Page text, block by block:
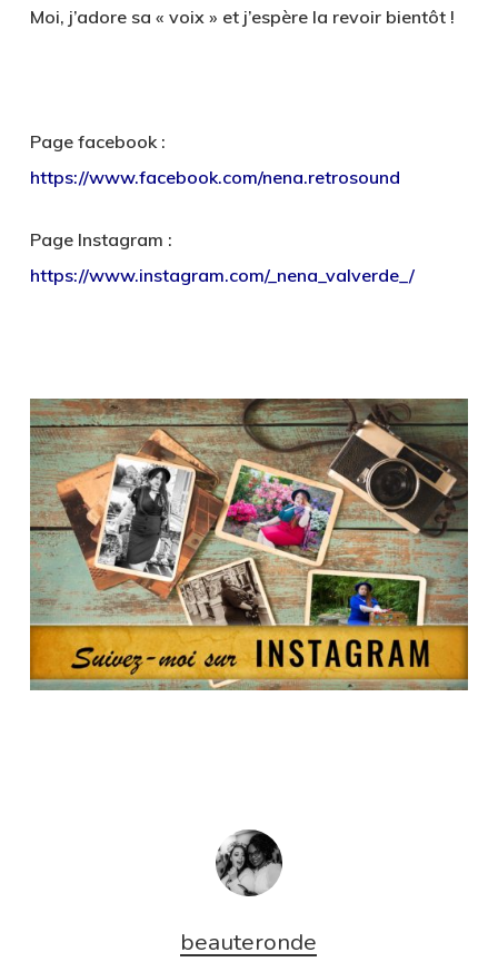
Moi, j’adore sa « voix » et j’espère la revoir bientôt !
Page facebook :
https://www.facebook.com/nena.retrosound
Page Instagram :
https://www.instagram.com/_nena_valverde_/
beauteronde